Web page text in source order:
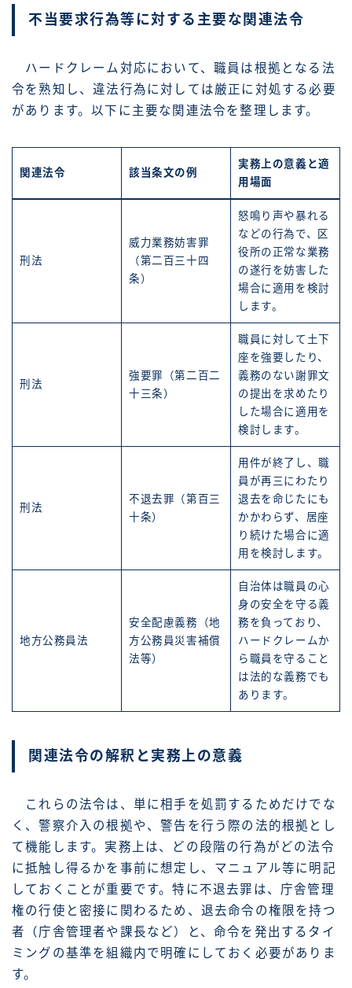
不当要求行為等に対する主要な関連法令
ハードクレーム対応において、職員は根拠となる法
令を熟知し、違法行為に対しては厳正に対処する必要
があります。以下に主要な関連法令を整理します。
関連法令 該当条文の例
実務上の意義と適
用場面
刑法
威力業務妨害罪
（第二百三十四
条）
怒鳴り声や暴れる
などの行為で、区
役所の正常な業務
の遂行を妨害した
場合に適用を検討
します。
刑法
強要罪（第二百二
十三条）
職員に対して土下
座を強要したり、
義務のない謝罪文
の提出を求めたり
した場合に適用を
検討します。
刑法
不退去罪（第百三
十条）
用件が終了し、職
員が再三にわたり
退去を命じたにも
かかわらず、居座
り続けた場合に適
用を検討します。
地方公務員法
安全配慮義務（地
方公務員災害補償
法等）
自治体は職員の心
身の安全を守る義
務を負っており、
ハードクレームか
ら職員を守ること
は法的な義務でも
あります。
関連法令の解釈と実務上の意義
これらの法令は、単に相手を処罰するためだけでな
く、警察介入の根拠や、警告を行う際の法的根拠とし
て機能します。実務上は、どの段階の行為がどの法令
に抵触し得るかを事前に想定し、マニュアル等に明記
しておくことが重要です。特に不退去罪は、庁舎管理
権の行使と密接に関わるため、退去命令の権限を持つ
者（庁舎管理者や課長など）と、命令を発出するタイ
ミングの基準を組織内で明確にしておく必要がありま
す。